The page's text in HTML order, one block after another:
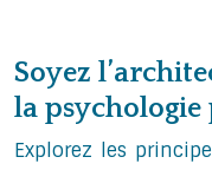
Soyez
la psychologie
Explorez les